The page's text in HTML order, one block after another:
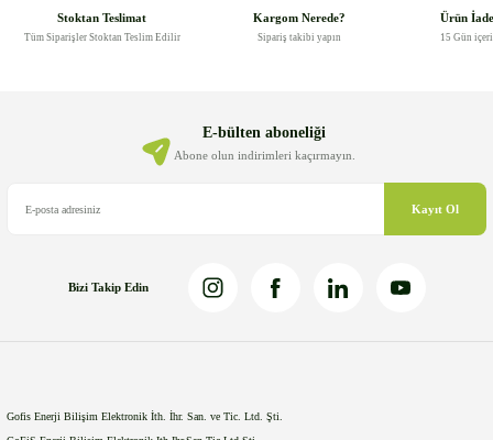
Ürün bilgilerinde hatalar bulunuyor.
Ürün fiyatı diğer sitelerden daha pahalı.
Stoktan Teslimat
Tüm Siparişler Stoktan Teslim Edilir
Kargom Nerede?
Sipariş takibi yapın
Ürün
15 Gün
E-bülten aboneliği
Abone olun indirimleri kaçırmayın.
Kayıt Ol
Bizi Takip Edin
Gofis Enerji Bilişim Elektronik İth. İhr. San. ve Tic. Ltd. Şti.